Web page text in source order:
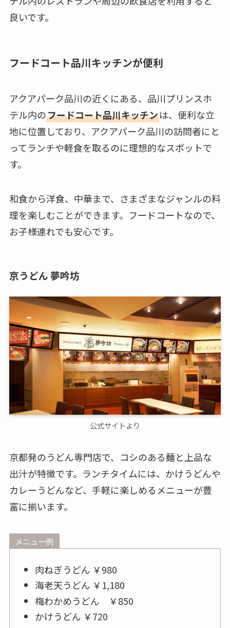
良いです。
フードコート品川キッチンが便利
アクアパーク品川の近くにある、品川プリンスホ
テル内のフードコート品川キッチンは、便利な立
地に位置しており、アクアパーク品川の訪問者にと
ってランチや軽食を取るのに理想的なスポットで
す。
和食から洋食、中華まで、さまざまなジャンルの料
理を楽しむことができます。フードコートなので、
お子様連れでも安心です。
京うどん 夢吟坊
公式サイトより
京都発のうどん専門店で、コシのある麺と上品な
出汁が特徴です。ランチタイムには、かけうどんや
カレーうどんなど、手軽に楽しめるメニューが豊
富に揃います。
メニュー例
肉ねぎうどん ￥980
海老天うどん ￥1,180
梅わかめうどん ￥850
かけうどん ￥720